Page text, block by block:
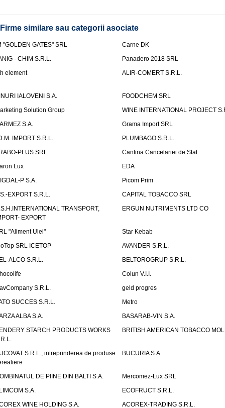
Firme similare sau categorii asociate
"GOLDEN GATES" SRL
Carne DK
- CHIM S.R.L.
Panadero 2018 SRL
element
ALIR-COMERT S.R.L.
IALOVENI S.A.
FOODCHEM SRL
Solution Group
WINE INTERNATIONAL PROJECT
S.A.
Grama Import SRL
IMPORT S.R.L.
PLUMBAGO S.R.L.
PLUS SRL
Cantina Cancelariei de Stat
Lux
EDA
P S.A.
Picom Prim
EXPORT S.R.L.
CAPITAL TOBACCO SRL
TRANSPORT,
EXPORT
ERGUN NUTRIMENTS LTD CO
"Aliment Ulei"
Star Kebab
SRL ICETOP
AVANDER S.R.L.
ALCO S.R.L.
BELTOROGRUP S.R.L.
Colun V.I.I.
S.R.L.
geld progres
SUCCES S.R.L.
Metro
ALBA S.A.
BASARAB-VIN S.A.
STARCH PRODUCTS WORKS
BRITISH AMERICAN TOBACCO
S.R.L., intreprinderea de produse
BUCURIA S.A.
DE PIINE DIN BALTI S.A.
Mercomez-Lux SRL
S.A.
ECOFRUCT S.R.L.
WINE HOLDING S.A.
ACOREX-TRADING S.R.L.